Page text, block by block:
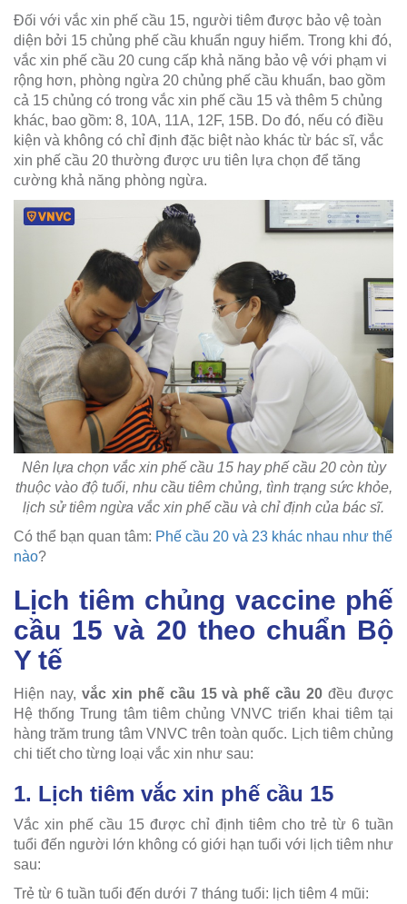
Đối với vắc xin phế cầu 15, người tiêm được bảo vệ toàn
diện bởi 15 chủng phế cầu khuẩn nguy hiểm. Trong khi đó,
vắc xin phế cầu 20 cung cấp khả năng bảo vệ với phạm vi
rộng hơn, phòng ngừa 20 chủng phế cầu khuẩn, bao gồm
cả 15 chủng có trong vắc xin phế cầu 15 và thêm 5 chủng
khác, bao gồm: 8, 10A, 11A, 12F, 15B. Do đó, nếu có điều
kiện và không có chỉ định đặc biệt nào khác từ bác sĩ, vắc
xin phế cầu 20 thường được ưu tiên lựa chọn để tăng
cường khả năng phòng ngừa.
Nên lựa chọn vắc xin phế cầu 15 hay phế cầu 20 còn tùy
thuộc vào độ tuổi, nhu cầu tiêm chủng, tình trạng sức khỏe,
lịch sử tiêm ngừa vắc xin phế cầu và chỉ định của bác sĩ.
Có thể bạn quan tâm: Phế cầu 20 và 23 khác nhau như thế
nào?
Lịch tiêm chủng vaccine phế
cầu 15 và 20 theo chuẩn Bộ
Y tế
Hiện nay, vắc xin phế cầu 15 và phế cầu 20 đều được
Hệ thống Trung tâm tiêm chủng VNVC triển khai tiêm tại
hàng trăm trung tâm VNVC trên toàn quốc. Lịch tiêm chủng
chi tiết cho từng loại vắc xin như sau:
1. Lịch tiêm vắc xin phế cầu 15
Vắc xin phế cầu 15 được chỉ định tiêm cho trẻ từ 6 tuần
tuổi đến người lớn không có giới hạn tuổi với lịch tiêm như
sau:
Trẻ từ 6 tuần tuổi đến dưới 7 tháng tuổi: lịch tiêm 4 mũi: